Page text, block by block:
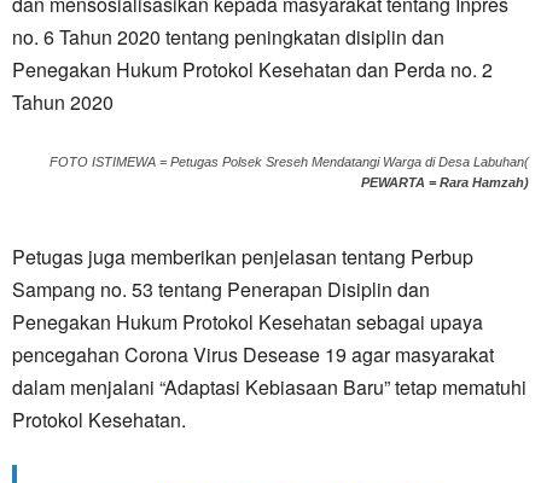
no. 6 Tahun 2020 tentang peningkatan disiplin dan
Penegakan Hukum Protokol Kesehatan dan Perda no. 2
Tahun 2020
FOTO ISTIMEWA = Petugas Polsek Sreseh Mendatangi Warga di Desa Labuhan(
PEWARTA = Rara Hamzah)
Petugas juga memberikan penjelasan tentang Perbup
Sampang no. 53 tentang Penerapan Disiplin dan
Penegakan Hukum Protokol Kesehatan sebagai upaya
pencegahan Corona Virus Desease 19 agar masyarakat
dalam menjalani “Adaptasi Kebiasaan Baru” tetap mematuhi
Protokol Kesehatan.